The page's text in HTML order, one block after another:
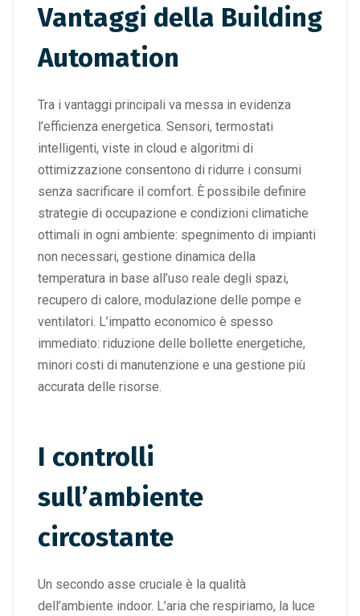
Vantaggi della Building
Automation
Tra i vantaggi principali va messa in evidenza
l’efficienza energetica. Sensori, termostati
intelligenti, viste in cloud e algoritmi di
ottimizzazione consentono di ridurre i consumi
senza sacrificare il comfort. È possibile definire
strategie di occupazione e condizioni climatiche
ottimali in ogni ambiente: spegnimento di impianti
non necessari, gestione dinamica della
temperatura in base all’uso reale degli spazi,
recupero di calore, modulazione delle pompe e
ventilatori. L’impatto economico è spesso
immediato: riduzione delle bollette energetiche,
minori costi di manutenzione e una gestione più
accurata delle risorse.
I controlli
sull’ambiente
circostante
Un secondo asse cruciale è la qualità
dell’ambiente indoor. L’aria che respiriamo, la luce